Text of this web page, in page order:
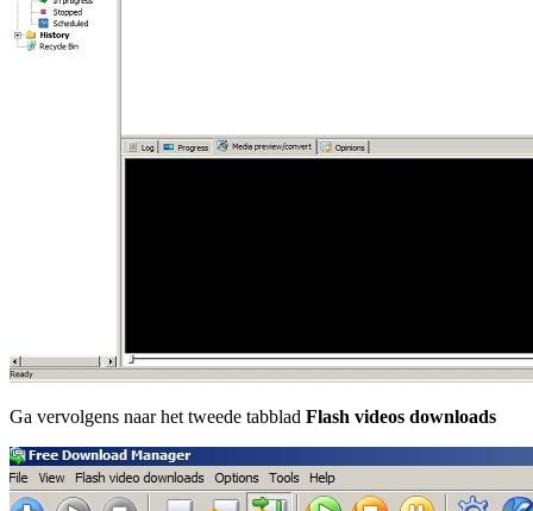
Ga vervolgens naar het tweede tabblad Flash videos downloads